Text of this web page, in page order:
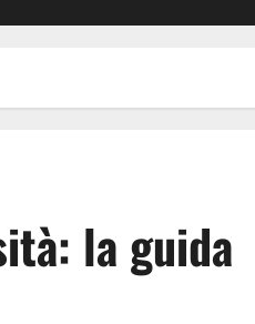
la guida